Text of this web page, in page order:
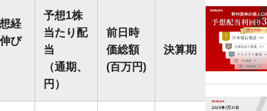
経
び
予想1株
当たり配
当
（通期、
円）
前日時
価総額
(百万円)
決算期